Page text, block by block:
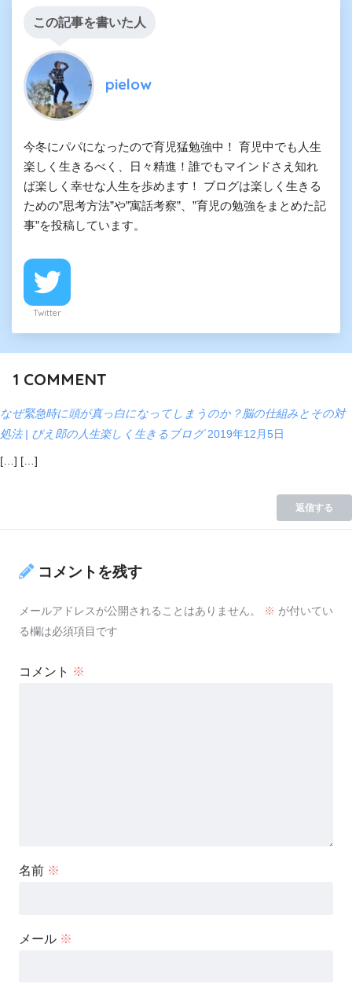
この記事を書いた人
pielow
今冬にパパになったので育児猛勉強中！ 育児中でも人生
楽しく生きるべく、日々精進！誰でもマインドさえ知れ
ば楽しく幸せな人生を歩めます！ ブログは楽しく生きる
ための”思考方法”や”寓話考察”、”育児の勉強をまとめた記
事”を投稿しています。
Twitter
1 COMMENT
なぜ緊急時に頭が真っ白になってしまうのか？脳の仕組みとその対
処法 | ぴえ郎の人生楽しく生きるブログ 2019年12月5日
[…] […]
返信する
コメントを残す
メールアドレスが公開されることはありません。 ※ が付いてい
る欄は必須項目です
コメント ※
名前 ※
メール ※